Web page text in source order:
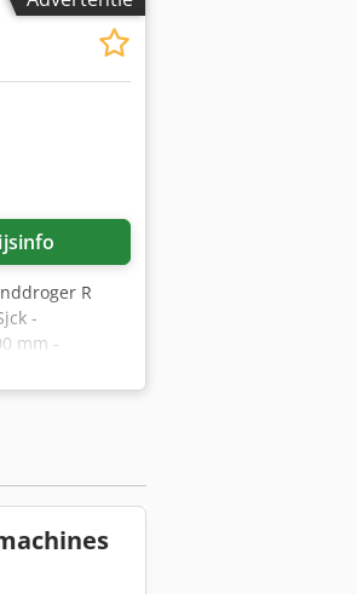
net dient
R
-
mm -
structuur -
2,5 m/min